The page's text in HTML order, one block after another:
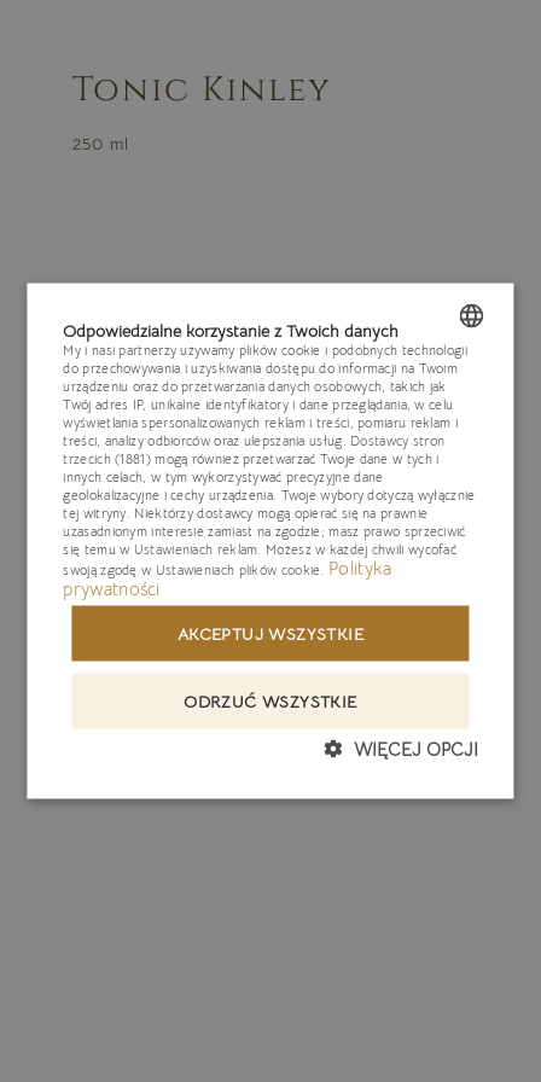
Tonic Kinley
250 ml
Zamknij
POLISH
ENGLISH
GERMAN
CZECH
Odpowiedzialne korzystanie z Twoich danych
My i nasi partnerzy używamy plików cookie i podobnych technologii
do przechowywania i uzyskiwania dostępu do informacji na Twoim
urządzeniu oraz do przetwarzania danych osobowych, takich jak
Twój adres IP, unikalne identyfikatory i dane przeglądania, w celu
wyświetlania spersonalizowanych reklam i treści, pomiaru reklam i
treści, analizy odbiorców oraz ulepszania usług. Dostawcy stron
trzecich (1881)mogą również przetwarzać Twoje dane w tych i
innych celach, w tym wykorzystywać precyzyjne dane
geolokalizacyjne i cechy urządzenia. Twoje wybory dotyczą wyłącznie
tej witryny. Niektórzy dostawcy mogą opierać się na prawnie
uzasadnionym interesie zamiast na zgodzie; masz prawo sprzeciwić
się temu w Ustawieniach reklam . Możesz w każdej chwili wycofać
swoją zgodę w Ustawieniach plików cookie Polityka
prywatności
AKCEPTUJ WSZYSTKIE
ODRZUĆ WSZYSTKIE
WIĘCEJ OPCJI